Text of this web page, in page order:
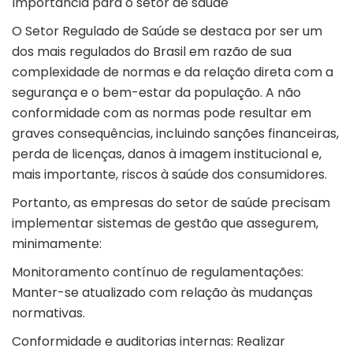
O Setor Regulado de Saúde se destaca por ser um
dos mais regulados do Brasil em razão de sua
complexidade de normas e da relação direta com a
segurança e o bem-estar da população. A não
conformidade com as normas pode resultar em
graves consequências, incluindo sanções financeiras,
perda de licenças, danos à imagem institucional e,
mais importante, riscos à saúde dos consumidores.
Portanto, as empresas do setor de saúde precisam
implementar sistemas de gestão que assegurem,
minimamente:
Monitoramento contínuo de regulamentações:
Manter-se atualizado com relação às mudanças
normativas.
Conformidade e auditorias internas: Realizar